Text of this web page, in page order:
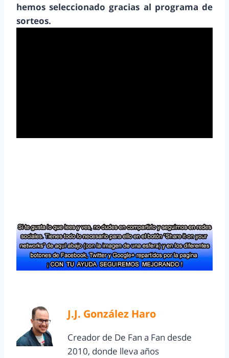
hemos seleccionado gracias al programa de
sorteos.
J.J. González Haro
Creador de De Fan a Fan desde
2010, donde lleva años